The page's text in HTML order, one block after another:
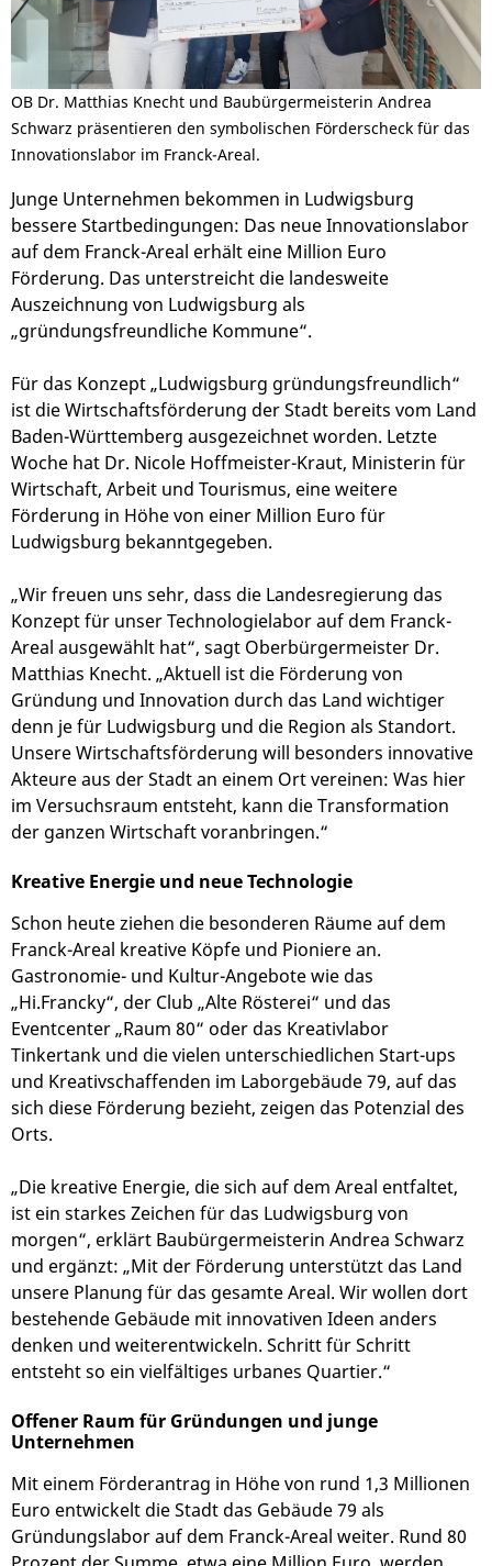
OB Dr. Matthias Knecht und Baubürgermeisterin Andrea
Schwarz präsentieren den symbolischen Förderscheck für das
Innovationslabor im Franck-Areal.
Junge Unternehmen bekommen in Ludwigsburg
bessere Startbedingungen: Das neue Innovationslabor
auf dem Franck-Areal erhält eine Million Euro
Förderung. Das unterstreicht die landesweite
Auszeichnung von Ludwigsburg als
„gründungsfreundliche Kommune“.
Für das Konzept „Ludwigsburg gründungsfreundlich“
ist die Wirtschaftsförderung der Stadt bereits vom Land
Baden-Württemberg ausgezeichnet worden. Letzte
Woche hat Dr. Nicole Hoffmeister-Kraut, Ministerin für
Wirtschaft, Arbeit und Tourismus, eine weitere
Förderung in Höhe von einer Million Euro für
Ludwigsburg bekanntgegeben.
„Wir freuen uns sehr, dass die Landesregierung das
Konzept für unser Technologielabor auf dem Franck-
Areal ausgewählt hat“, sagt Oberbürgermeister Dr.
Matthias Knecht. „Aktuell ist die Förderung von
Gründung und Innovation durch das Land wichtiger
denn je für Ludwigsburg und die Region als Standort.
Unsere Wirtschaftsförderung will besonders innovative
Akteure aus der Stadt an einem Ort vereinen: Was hier
im Versuchsraum entsteht, kann die Transformation
der ganzen Wirtschaft voranbringen.“
Kreative Energie und neue Technologie
Schon heute ziehen die besonderen Räume auf dem
Franck-Areal kreative Köpfe und Pioniere an.
Gastronomie- und Kultur-Angebote wie das
„Hi.Francky“, der Club „Alte Rösterei“ und das
Eventcenter „Raum 80“ oder das Kreativlabor
Tinkertank und die vielen unterschiedlichen Start-ups
und Kreativschaffenden im Laborgebäude 79, auf das
sich diese Förderung bezieht, zeigen das Potenzial des
Orts.
„Die kreative Energie, die sich auf dem Areal entfaltet,
ist ein starkes Zeichen für das Ludwigsburg von
morgen“, erklärt Baubürgermeisterin Andrea Schwarz
und ergänzt: „Mit der Förderung unterstützt das Land
unsere Planung für das gesamte Areal. Wir wollen dort
bestehende Gebäude mit innovativen Ideen anders
denken und weiterentwickeln. Schritt für Schritt
entsteht so ein vielfältiges urbanes Quartier.“
Offener Raum für Gründungen und junge
Unternehmen
Mit einem Förderantrag in Höhe von rund 1,3 Millionen
Euro entwickelt die Stadt das Gebäude 79 als
Gründungslabor auf dem Franck-Areal weiter. Rund 80